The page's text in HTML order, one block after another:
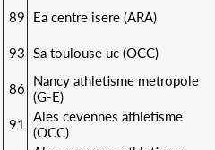
89
Ea centre isere (ARA)
93 Sa toulouse uc (OCC)
86
Nancy athletisme metropole
(G-E)
91
Ales cevennes athletisme
(OCC)